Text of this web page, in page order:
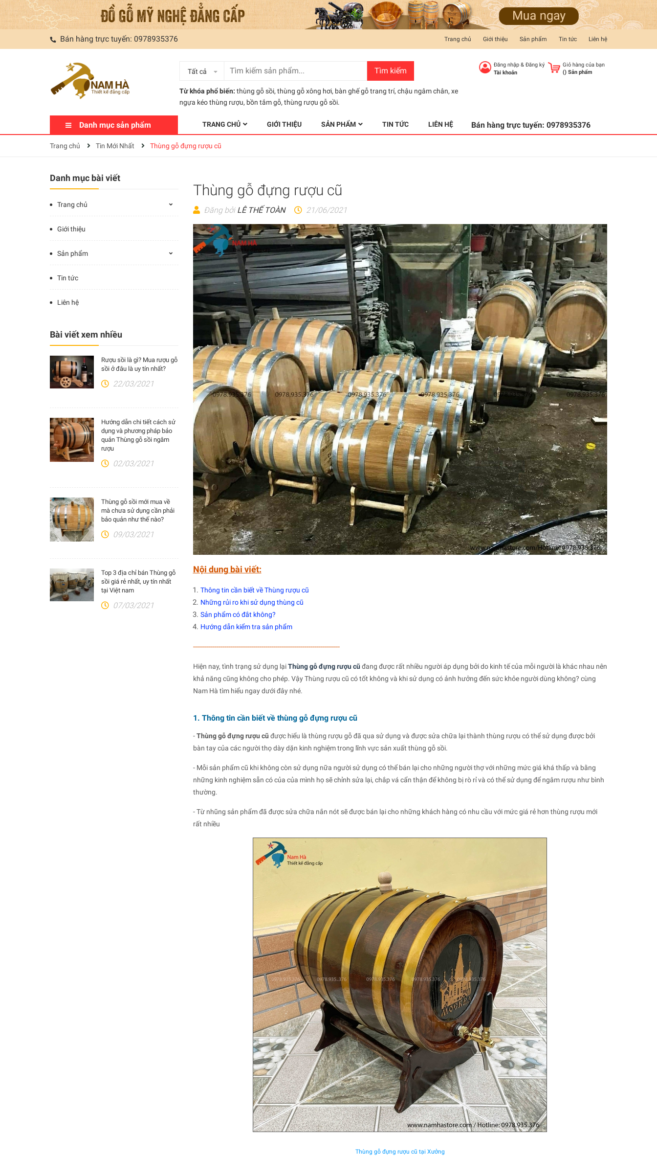
Bán hàng trực tuyến: 0978935376 Trang chủ Giới thiệu Sản phẩm Tin tức Liên hệ
Tất cả Tìm kiếm
Từ khóa phổ biến: thùng gỗ sồi, thùng gỗ xông hơi, bàn ghế gỗ trang trí, chậu ngâm chân, xe
ngựa kéo thùng rượu, bồn tắm gỗ, thùng rượu gỗ sồi.
Đăng nhập& Đăng ký
Tài khoản
Giỏ hàng của bạn
() Sản phẩm
Danh mục sản phẩm TRANG CHỦ GIỚI THIỆU SẢN PHẨM TIN TỨC LIÊN HỆ Bán hàng trực tuyến: 0978935376
Trang chủ Tin Mới Nhất Thùng gỗ đựng rượu cũ
Danh mục bài viết
Trang chủ
Giới thiệu
Sản phẩm
Tin tức
Liên hệ
Bài viết xem nhiều
Rượu sồi là gì? Mua rượu gỗ
sồi ở đâu là uy tín nhất?
22/03/2021
Hướng dẫn chi tiết cách sử
dụng và phương pháp bảo
quản Thùng gỗ sồi ngâm
rượu
02/03/2021
Thùng gỗ sồi mới mua về
mà chưa sử dụng cần phải
bảo quản như thế nào?
09/03/2021
Top 3 địa chỉ bán Thùng gỗ
sồi giá rẻ nhất, uy tín nhất
tại Việt nam
07/03/2021
Thùng gỗ đựng rượu cũ
Đăng bởi LÊ THẾ TOÀN 21/06/2021
Nội dung bài viết:
Thông tin cần biết về Thùng rượu cũ
Những rủi ro khi sử dụng thùng cũ
Sản phẩm có đắt không?
Hướng dẫn kiểm tra sản phẩm
---------------------------------------------------------------------------
Hiện nay, tình trạng sử dụng lạiThùng gỗ đựng rượu cũđang được rất nhiều người áp dụng bởi do kinh tế của mỗi người là khác nhau nên
khả năng cũng không cho phép. Vậy Thùng rượu cũ có tốt không và khi sử dụng có ảnh hưởng đến sức khỏe người dùng không? cùng
Nam Hà tìm hiểu ngay dưới đây nhé.
1. Thông tin cần biết về thùng gỗ đựng rượu cũ
-Thùng gỗ đựng rượu cũ được hiểu là thùng rượu gỗ đã qua sử dụng và được sửa chữa lại thành thùng rượu có thể sử dụng được bởi
bàn tay của các người thọ dày dặn kinh nghiệm trong lĩnh vực sản xuất thùng gỗ sồi.
- Mỗi sản phẩm cũ khi không còn sử dụng nữa người sử dụng có thể bán lại cho những người thợ với những mức giá khá thấp và bằng
những kinh nghiệm sẵn có của của mình họ sẽ chỉnh sửa lại, chắp vá cẩn thận để không bị rò rỉ và có thể sử dụng để ngâm rượu như bình
thường.
- Từ nhũng sản phẩm đã được sửa chữa nắn nót sẽ được bán lại cho những khách hàng có nhu cầu với mức giá rẻ hơn thùng rượu mới
rất nhiều
Thùng gỗ đựng rượu cũ tại Xưởng